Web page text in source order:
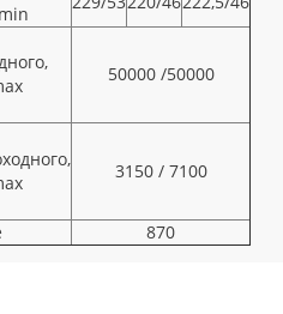
50000 /50000
3150 / 7100
870